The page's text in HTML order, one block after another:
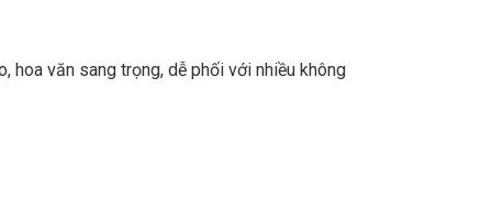
hoa văn sang trọng, dễ phối với nhiều không